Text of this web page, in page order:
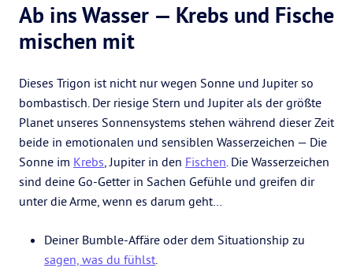
Ab ins Wasser — Krebs und Fische
mischen mit
Dieses Trigon ist nicht nur wegen Sonne und Jupiter so
bombastisch. Der riesige Stern und Jupiter als der größte
Planet unseres Sonnensystems stehen während dieser Zeit
beide in emotionalen und sensiblen Wasserzeichen — Die
Sonne im Krebs, Jupiter in den Fischen. Die Wasserzeichen
sind deine Go-Getter in Sachen Gefühle und greifen dir
unter die Arme, wenn es darum geht…
Deiner Bumble-Affäre oder dem Situationship zu
sagen, was du fühlst.